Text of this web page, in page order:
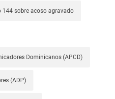
144 sobre acoso agravado
Dominicanos (APCD)
(ADP)